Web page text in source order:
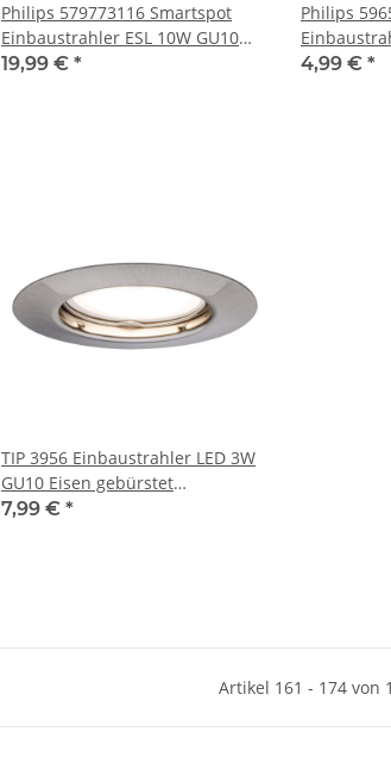
Philips 579773116 Smartspot
Einbaustrahler ESL 10W GU10
Weiß IP23 Rund
19,99 € *
Philips
4,99 € *
TIP 3956 Einbaustrahler LED 3W
GU10 Eisen gebürstet
Warmweiss Starr inkl.
7,99 € *
Artikel 161 - 174 von